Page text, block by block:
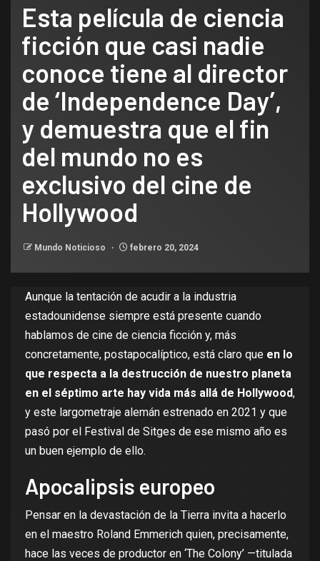
Esta película de ciencia
ficción que casi nadie
conoce tiene al director
de ‘Independence Day’,
y demuestra que el fin
del mundo no es
exclusivo del cine de
Hollywood
Mundo Noticioso febrero 20, 2024
Aunque la tentación de acudir a la industria
estadounidense siempre está presente cuando
hablamos de cine de ciencia ficción y, más
concretamente, postapocalíptico, está claro que en lo
que respecta a la destrucción de nuestro planeta
en el séptimo arte hay vida más allá de Hollywood,
y este largometraje alemán estrenado en 2021 y que
pasó por el Festival de Sitges de ese mismo año es
un buen ejemplo de ello.
Apocalipsis europeo
Pensar en la devastación de la Tierra invita a hacerlo
en el maestro Roland Emmerich quien, precisamente,
hace las veces de productor en ‘The Colony’ —titulada